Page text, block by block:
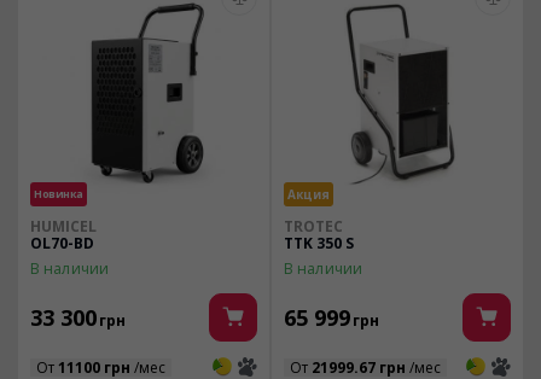
Новинка
HUMICEL
OL70-BD
В наличии
33 300грн
От 11100 грн /мес 3 3
Акция
TROTEC
TTK 350 S
В наличии
65 999грн
От 21999.67 грн /мес 3 3